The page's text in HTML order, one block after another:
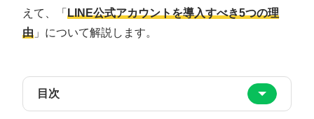
えて、「 LINE公式アカウントを導入すべき5つの理
由 」について解説します。
目次